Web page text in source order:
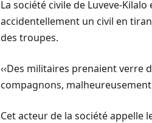
La société civile de Luveve-
accidentellement un civil en
des troupes.
‹‹Des militaires prenaient verre
compagnons, malheureusement
Cet acteur de la société